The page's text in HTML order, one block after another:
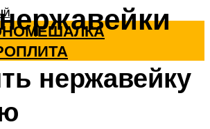
нержавейку